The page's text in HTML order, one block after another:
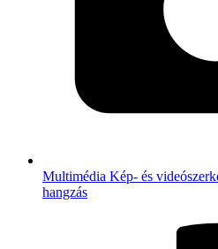
Multimédia Kép- és
hangzás